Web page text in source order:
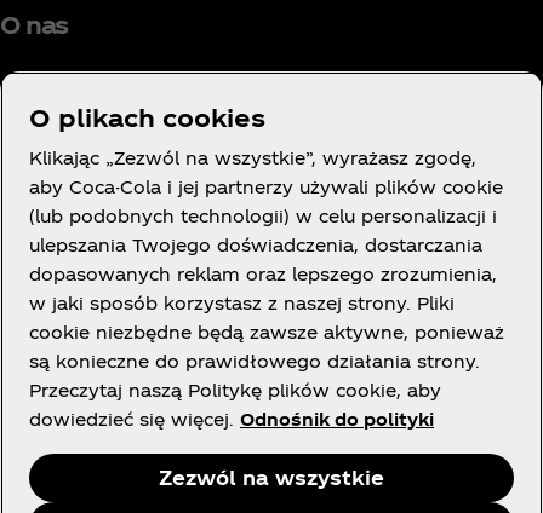
O nas
Potrzebujesz pomocy?
LEGAL
O plikach cookies
Klikając „Zezwól na wszystkie”, wyrażasz zgodę,
aby Coca-Cola i jej partnerzy używali plików cookie
(lub podobnych technologii) w celu personalizacji i
ulepszania Twojego doświadczenia, dostarczania
dopasowanych reklam oraz lepszego zrozumienia,
w jaki sposób korzystasz z naszej strony. Pliki
cookie niezbędne będą zawsze aktywne, ponieważ
są konieczne do prawidłowego działania strony.
Przeczytaj naszą Politykę plików cookie, aby
dowiedzieć się więcej. Odnośnik do polityki
Zezwól na wszystkie